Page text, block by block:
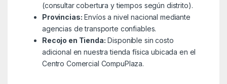
(consultar cobertura y tiempos según distrito).
Provincias: Envíos a nivel nacional mediante
agencias de transporte confiables.
Recojo en Tienda: Disponible sin costo
adicional en nuestra tienda física ubicada en el
Centro Comercial CompuPlaza.